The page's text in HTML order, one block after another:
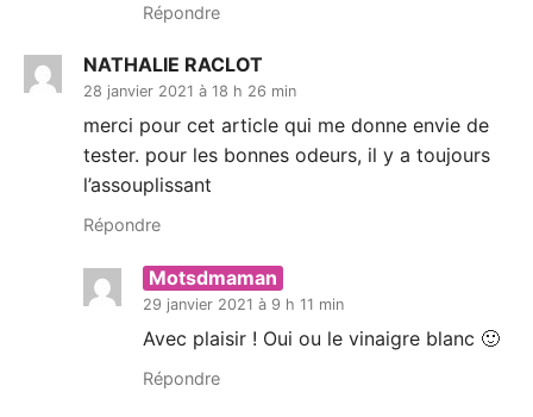
Répondre
NATHALIE RACLOT
28 janvier 2021 à 18 h 26 min
merci pour cet article qui me donne envie de
tester. pour les bonnes odeurs, il y a toujours
l’assouplissant
Répondre
Motsdmaman
29 janvier 2021 à 9 h 11 min
Avec plaisir ! Oui ou le vinaigre blanc 🙂
Répondre